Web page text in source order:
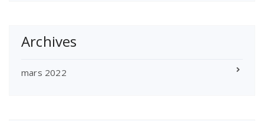
Archives
mars 2022